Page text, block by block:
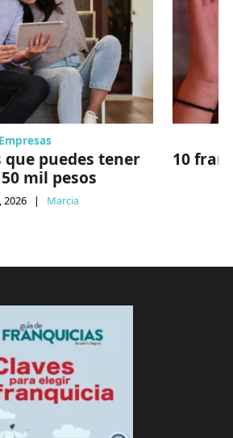
Empresas
puedes tener
mil pesos
2026 | Marcia
10